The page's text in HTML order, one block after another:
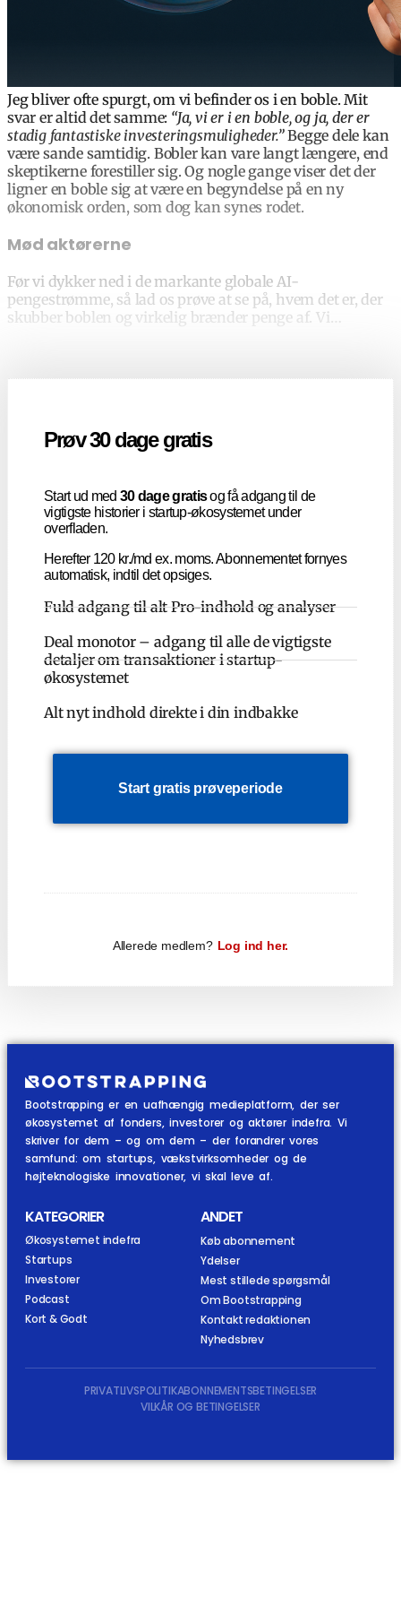
Jeg bliver ofte spurgt, om vi befinder os i en boble. Mit
svar er altid det samme: “Ja, vi er i en boble, og ja, der er
stadig fantastiske investeringsmuligheder.”Begge dele kan
være sande samtidig. Bobler kan vare langt længere, end
skeptikerne forestiller sig. Og nogle gange viser det der
ligner en boble sig at være en begyndelse på en ny
økonomisk orden, som dog kan synes rodet.
Mød aktørerne
Før vi dykker ned i de markante globale AI-
pengestrømme, så lad os prøve at se på, hvem det er, der
skubber boblen og virkelig brænder penge af. Vi…
Prøv 30 dage gratis
Start ud med 30 dage gratisog få adgang til de
vigtigste historier i startup-økosystemet under
overfladen.
Herefter 120 kr./md ex. moms. Abonnementet fornyes
automatisk, indtil det opsiges.
Fuld adgang til alt Pro-indhold og analyser
Deal monotor – adgang til alle de vigtigste
detaljer om transaktioner i startup-
økosystemet
Alt nyt indhold direkte i din indbakke
Start gratis prøveperiode
Allerede medlem? Log ind her.
Bootstrapping er en uafhængig medieplatform, der ser
økosystemet af fonders, investorer og aktører indefra. Vi
skriver for dem – og om dem – der forandrer vores
samfund: om startups, vækstvirksomheder og de
højteknologiske innovationer, vi skal leve af.
KATEGORIER
Økosystemet indefra
Startups
Investorer
Podcast
Kort & Godt
ANDET
Køb abonnement
Ydelser
Mest stillede spørgsmål
Om Bootstrapping
Kontakt redaktionen
Nyhedsbrev
PRIVATLIVSPOLITIKABONNEMENTSBETINGELSER
VILKÅR OG BETINGELSER